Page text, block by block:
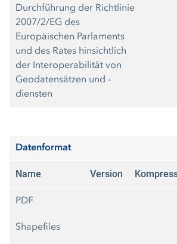
Durchführung der Richtlinie
2007/2/EG des
Europäischen Parlaments
und des Rates hinsichtlich
der Interoperabilität von
Geodatensätzen und -
diensten
Datenformat
Name Version
PDF
Shapefiles